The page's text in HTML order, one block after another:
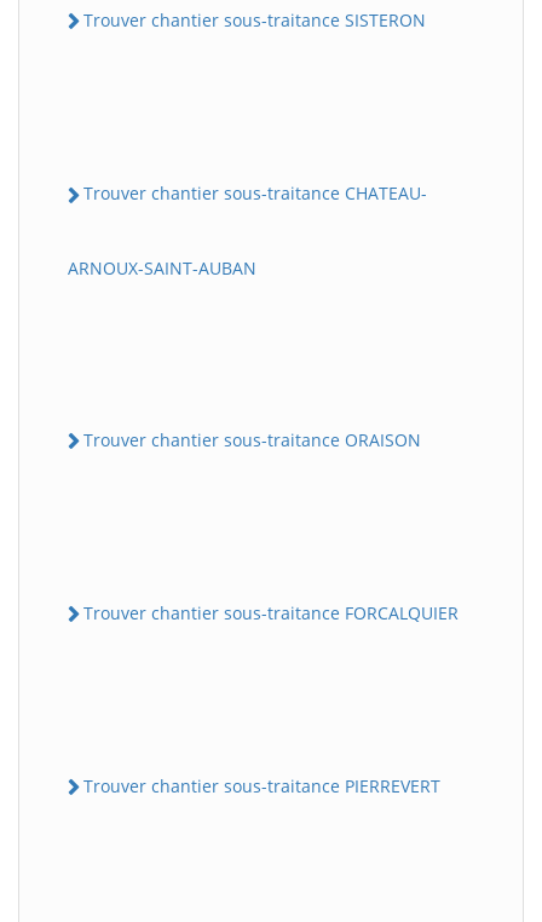
Trouver chantier sous-traitance SISTERON
Trouver chantier sous-traitance CHATEAU-
ARNOUX-SAINT-AUBAN
Trouver chantier sous-traitance ORAISON
Trouver chantier sous-traitance FORCALQUIER
Trouver chantier sous-traitance PIERREVERT